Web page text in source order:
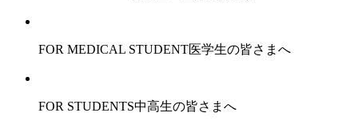
FOR MEDICAL STUDENT医学生の皆さまへ
FOR STUDENTS中高生の皆さまへ